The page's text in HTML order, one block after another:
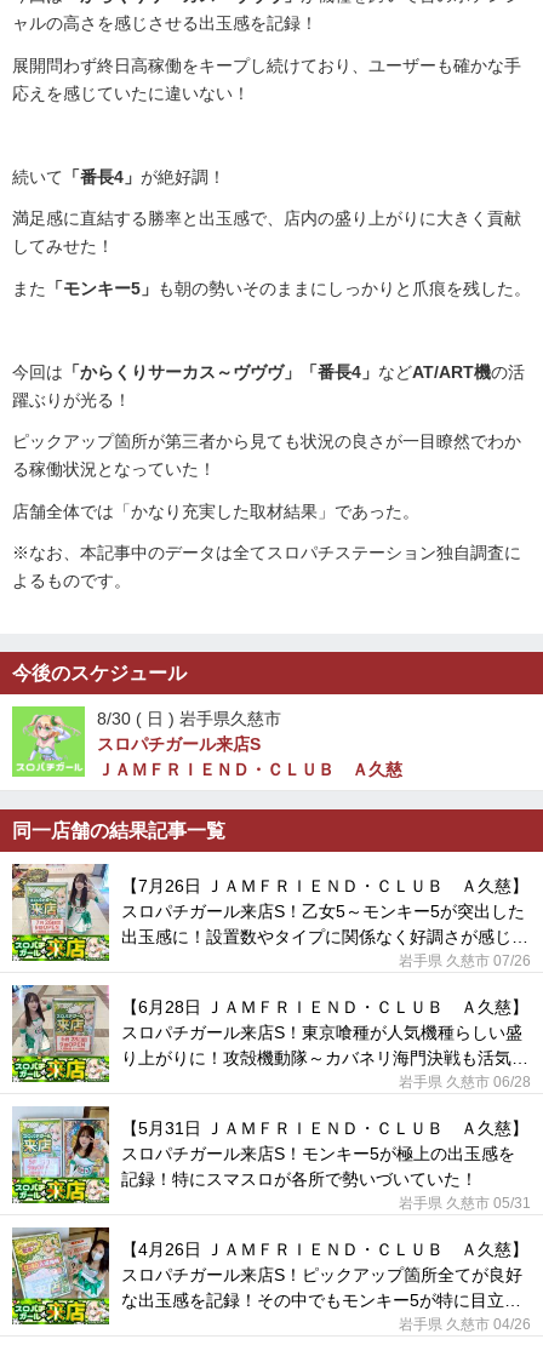
ャルの高さを感じさせる出玉感を記録！
展開問わず終日高稼働をキープし続けており、ユーザーも確かな手
応えを感じていたに違いない！
続いて 「番長4」 が絶好調！
満足感に直結する勝率と出玉感で、店内の盛り上がりに大きく貢献
してみせた！
また 「モンキー5」 も朝の勢いそのままにしっかりと爪痕を残した。
今回は 「からくりサーカス～ヴヴヴ」「番長4」 などAT/ART機の活
躍ぶりが光る！
ピックアップ箇所が第三者から見ても状況の良さが一目瞭然でわか
る稼働状況となっていた！
店舗全体では「かなり充実した取材結果」であった。
※なお、本記事中のデータは全てスロパチステーション独自調査に
よるものです。
今後のスケジュール
8/30 ( 日 ) 岩手県久慈市
スロパチガール来店S
ＪＡＭＦＲＩＥＮＤ・ＣＬＵＢ Ａ久慈
同一店舗の結果記事一覧
【7月26日 ＪＡＭＦＲＩＥＮＤ・ＣＬＵＢ Ａ久慈】
スロパチガール来店S！乙女5～モンキー5が突出した
出玉感に！設置数やタイプに関係なく好調さが感じら
岩手県 久慈市 07/26
【6月28日 ＪＡＭＦＲＩＥＮＤ・ＣＬＵＢ Ａ久慈】
スロパチガール来店S！東京喰種が人気機種らしい盛
り上がりに！攻殻機動隊～カバネリ海門決戦も活気づ
岩手県 久慈市 06/28
【5月31日 ＪＡＭＦＲＩＥＮＤ・ＣＬＵＢ Ａ久慈】
スロパチガール来店S！モンキー5が極上の出玉感を
記録！特にスマスロが各所で勢いづいていた！
岩手県 久慈市 05/31
【4月26日 ＪＡＭＦＲＩＥＮＤ・ＣＬＵＢ Ａ久慈】
スロパチガール来店S！ピックアップ箇所全てが良好
な出玉感を記録！その中でもモンキー5が特に目立っ
岩手県 久慈市 04/26